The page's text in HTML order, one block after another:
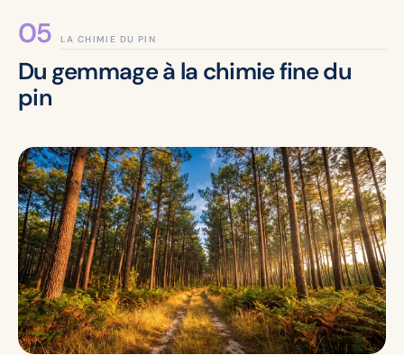
LA CHIMIE DU PIN
Du gemmage à la chimie fine du
pin